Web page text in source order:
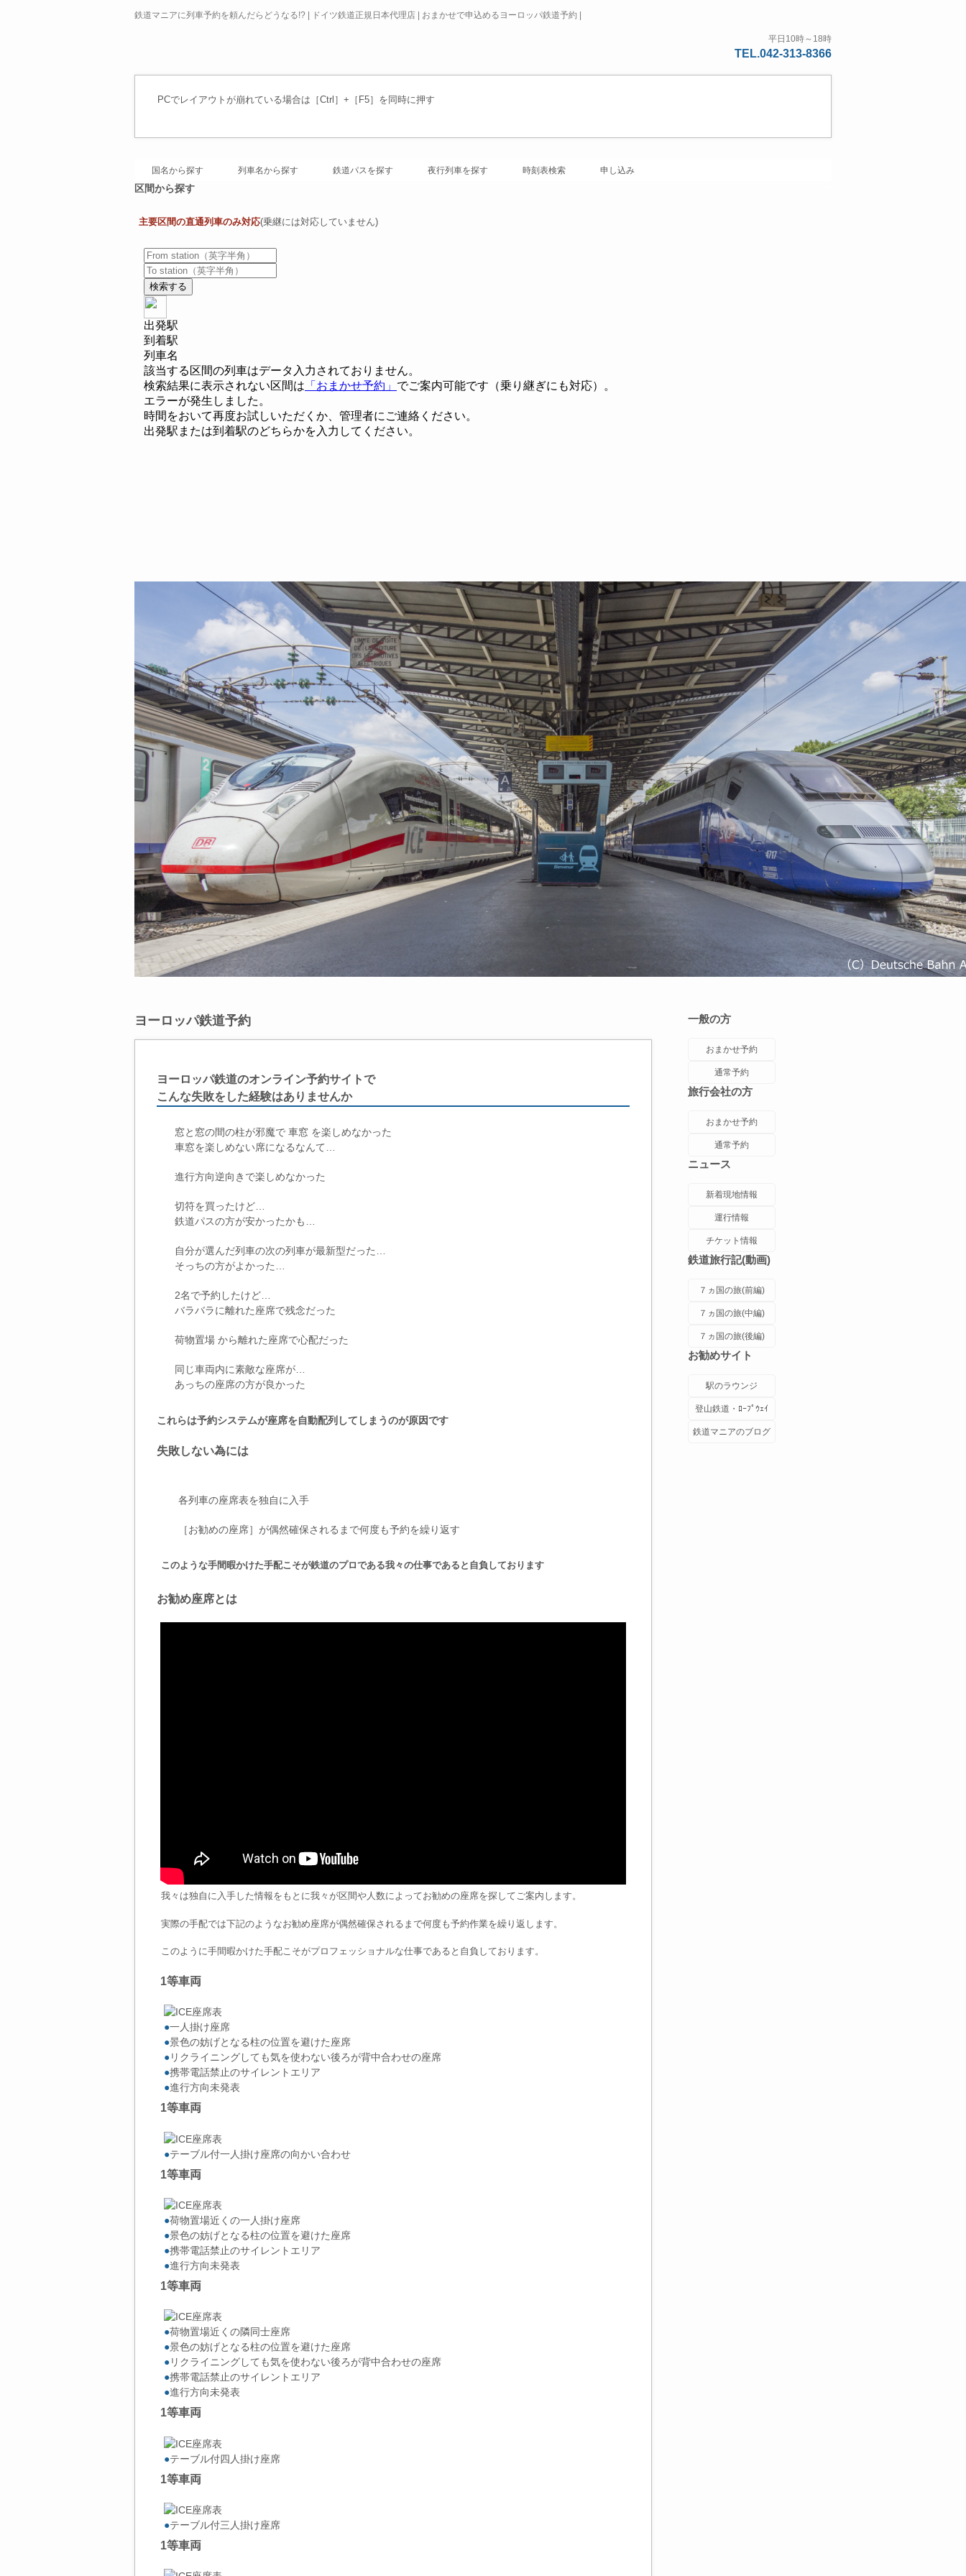
鉄道マニアに列車予約を頼んだらどうなる!? | ドイツ鉄道正規日本代理店 | おまかせで申込めるヨーロッパ鉄道予約 |
平日10時～18時
TEL.042-313-8366
PCでレイアウトが崩れている場合は［Ctrl］+［F5］を同時に押す
国名から探す 列車名から探す 鉄道パスを探す 夜行列車を探す 時刻表検索 申し込み
区間から探す
主要区間の直通列車のみ対応(乗継には対応していません)
ヨーロッパ鉄道予約
ヨーロッパ鉄道のオンライン予約サイトで
こんな失敗をした経験はありませんか
窓と窓の間の柱が邪魔で 車窓 を楽しめなかった
車窓を楽しめない席になるなんて…
進行方向逆向きで楽しめなかった
切符を買ったけど…
鉄道パスの方が安かったかも…
自分が選んだ列車の次の列車が最新型だった…
そっちの方がよかった…
2名で予約したけど…
バラバラに離れた座席で残念だった
荷物置場 から離れた座席で心配だった
同じ車両内に素敵な座席が…
あっちの座席の方が良かった
これらは予約システムが座席を自動配列してしまうのが原因です
失敗しない為には
各列車の座席表を独自に入手
［お勧めの座席］が偶然確保されるまで何度も予約を繰り返す
このような手間暇かけた手配こそが鉄道のプロである我々の仕事であると自負しております
お勧め座席とは
我々は独自に入手した情報をもとに我々が区間や人数によってお勧めの座席を探してご案内します。
実際の手配では下記のようなお勧め座席が偶然確保されるまで何度も予約作業を繰り返します。
このように手間暇かけた手配こそがプロフェッショナルな仕事であると自負しております。
1等車両
●一人掛け座席
●景色の妨げとなる柱の位置を避けた座席
●リクライニングしても気を使わない後ろが背中合わせの座席
●携帯電話禁止のサイレントエリア
●進行方向未発表
1等車両
●テーブル付一人掛け座席の向かい合わせ
1等車両
●荷物置場近くの一人掛け座席
●景色の妨げとなる柱の位置を避けた座席
●携帯電話禁止のサイレントエリア
●進行方向未発表
1等車両
●荷物置場近くの隣同士座席
●景色の妨げとなる柱の位置を避けた座席
●リクライニングしても気を使わない後ろが背中合わせの座席
●携帯電話禁止のサイレントエリア
●進行方向未発表
1等車両
●テーブル付四人掛け座席
1等車両
●テーブル付三人掛け座席
1等車両
一般の方
おまかせ予約
通常予約
旅行会社の方
おまかせ予約
通常予約
ニュース
新着現地情報
運行情報
チケット情報
鉄道旅行記(動画)
７ヵ国の旅(前編)
７ヵ国の旅(中編)
７ヵ国の旅(後編)
お勧めサイト
駅のラウンジ
登山鉄道・ﾛｰﾌﾟｳｪｲ
鉄道マニアのブログ